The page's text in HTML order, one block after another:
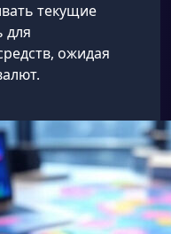
текущие
для
ожидая